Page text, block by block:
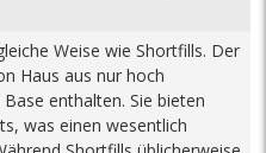
Weise wie Shortfills. Der
Haus aus nur hoch
enthalten. Sie bieten
was einen wesentlich